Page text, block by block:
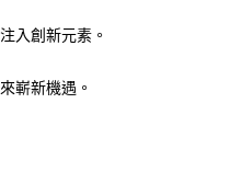
入創新元素。
嶄新機遇。